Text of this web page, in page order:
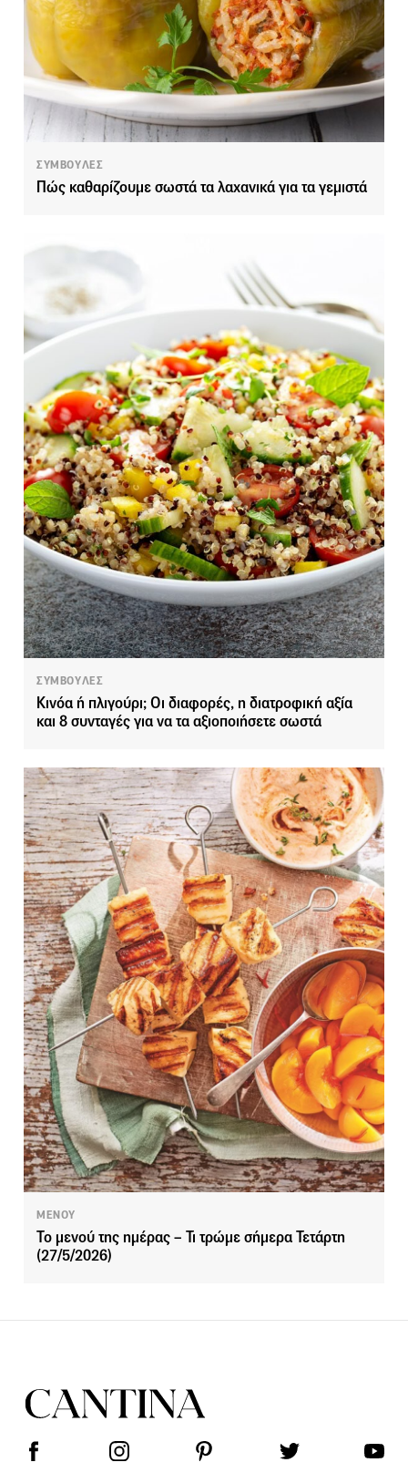
ΣΥΜΒΟΥΛΕΣ
Πώς καθαρίζουμε σωστά τα λαχανικά για τα γεμιστά
ΣΥΜΒΟΥΛΕΣ
Κινόα ή πλιγούρι; Οι διαφορές, η διατροφική αξία
και 8 συνταγές για να τα αξιοποιήσετε σωστά
ΜΕΝΟΥ
Το μενού της ημέρας – Τι τρώμε σήμερα Τετάρτη
(27/5/2026)